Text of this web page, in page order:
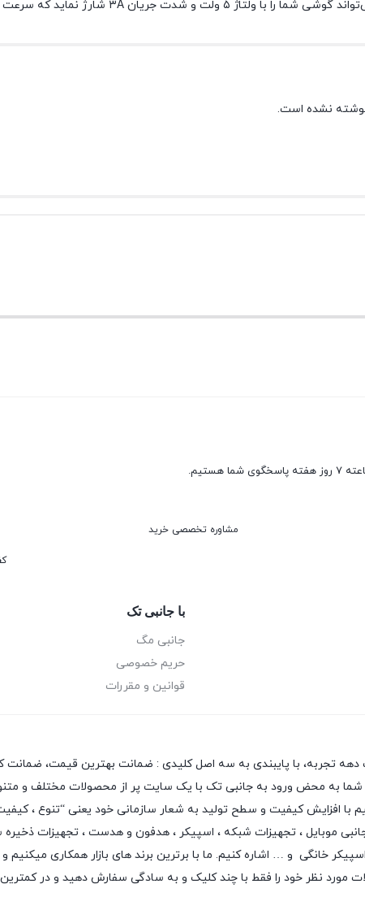
نشده است.
مشاوره تخصصی خرید
با جانبی تک
جانبی مگ
حریم خصوصی
قوانین و مقررات
تجربه، با پایبندی به سه اصل کلیدی : ضمانت بهترین قیمت، ضمانت
شما به محض ورود به جانبی تک با یک سایت پر از محصولات مختلف و
با افزایش کیفیت و سطح تولید به شعار سازمانی خود یعنی “تنوع ،
موبایل ، تجهیزات شبکه ، اسپیکر ، هدفون و هدست ، تجهیزات
اسپیکر خانگی و … اشاره کنیم. ما با برترین برند های بازار همکاری
مورد نظر خود را فقط با چند کلیک و به سادگی سفارش دهید و در